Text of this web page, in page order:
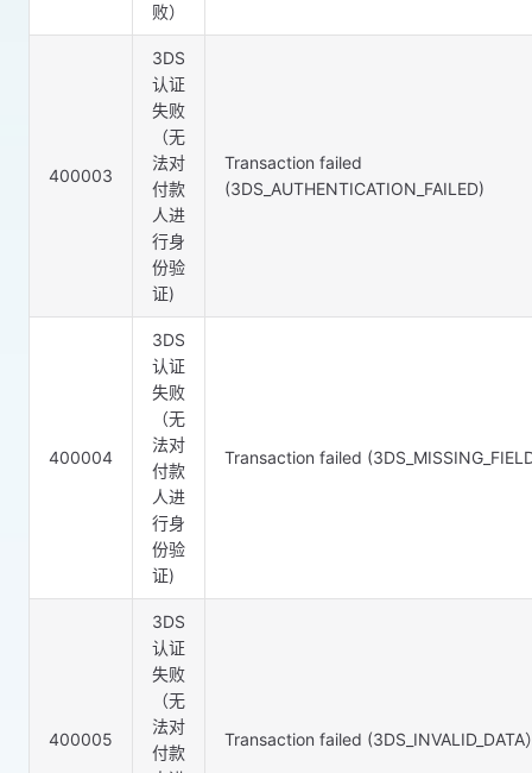
败）
400003
3DS
认证
失败
（无
法对
付款
人进
行身
份验
证)
Transaction failed
(3DS_AUTHENTICATION_FAILED)
400004
3DS
认证
失败
（无
法对
付款
人进
行身
份验
证)
Transaction failed
400005
3DS
认证
失败
（无
法对
付款
Transaction failed (3DS_INVALID_DATA